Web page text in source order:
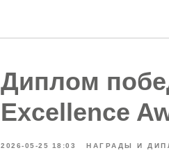
Диплом
Excellence
2026-05-25 18:03 НАГРАДЫ И